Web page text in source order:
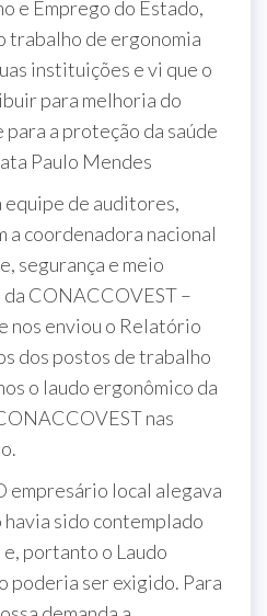
e Emprego do Estado,
trabalho de ergonomia
instituições e vi que o
para melhoria do
a proteção da saúde
Paulo Mendes
equipe de auditores,
a coordenadora nacional
segurança e meio
CONACCOVEST –
nos enviou o Relatório
dos postos de trabalho
o laudo ergonômico da
nas
empresário local alegava
havia sido contemplado
portanto o Laudo
poderia ser exigido. Para